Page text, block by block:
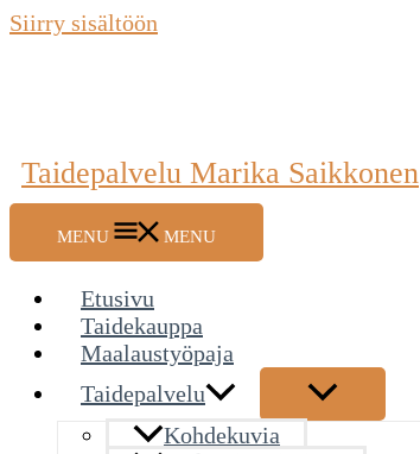
Siirry sisältöön
Taidepalvelu Marika Saikkonen
MENU MENU
Etusivu
Taidekauppa
Maalaustyöpaja
Taidepalvelu
Kohdekuvia